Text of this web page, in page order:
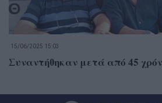
15/06/2025 15:03
Συναντήθηκαν μετά από 45